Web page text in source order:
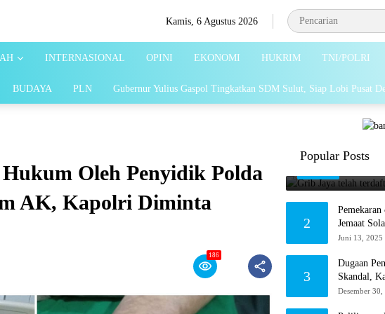
Kamis, 6 Agustus 2026
INTERNASIONAL OPINI EKONOMI HUKRIM TNI/POLRI
BUDAYA PLN Gubernur Yulius Gaspol Tingkatkan SDM Sulut, Siap Lobi Pusat
Oleh Penyidik Polda
AK, Kapolri Diminta
186
Popular Posts
1
2
Jemaat
2021,
Juni 13, 2025
3
Dugaan
Skandal,
Hal ini
Desember